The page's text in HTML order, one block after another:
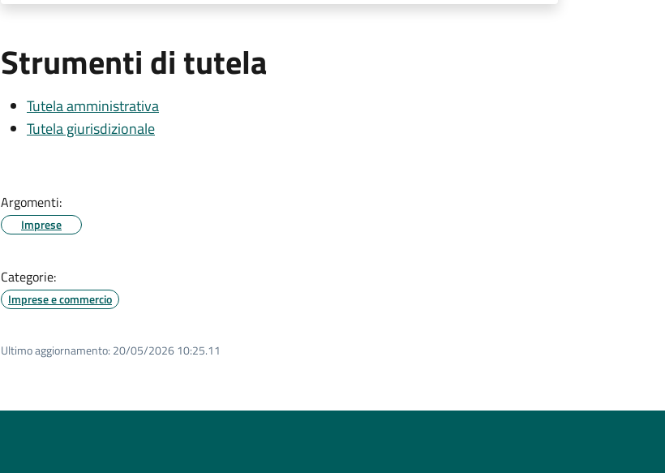
Strumenti di tutela
Tutela amministrativa
Tutela giurisdizionale
Argomenti:
Imprese
Categorie:
Imprese e commercio
Ultimo aggiornamento: 20/05/2026 10:25.11